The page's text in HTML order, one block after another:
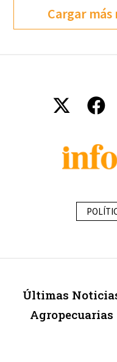
Cargar
Últimas
Agropecuarias